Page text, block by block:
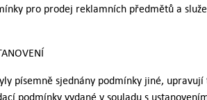
pro prodej reklamních předmětů a
písemně sjednány podmínky jiné, upravují
podmínky vydané v souladu s